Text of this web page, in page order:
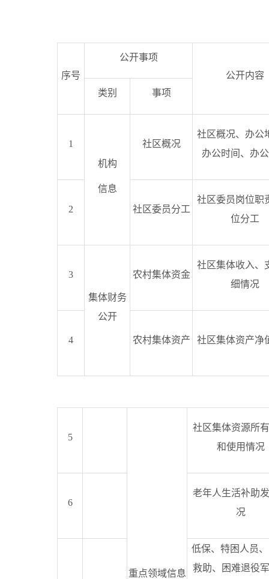
序号
公开事项
公开内容
类别
事项
1
机构
信息
社区概况
社区概况、办公
办公时间、办
2 社区委员分工
社区委员岗位职
位分工
3
集体财务
公开
农村集体资金
社区集体收入、
细情况
4 农村集体资产 社区集体资产净
5
重点领域信息
社区集体资源所
和使用情况
6
老年人生活补助
况
低保、特困人员、
救助、困难退役